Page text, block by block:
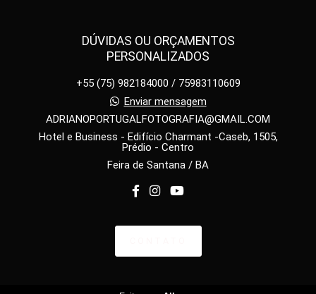
DÚVIDAS OU ORÇAMENTOS
PERSONALIZADOS
+55 (75) 982184000 / 75983110609
Enviar mensagem
ADRIANOPORTUGALFOTOGRAFIA@GMAIL.COM
Hotel e Business - Edifício Charmant -Caseb, 1505,
Prédio - Centro
Feira de Santana / BA